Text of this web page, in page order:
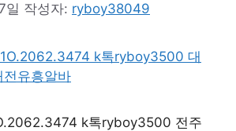
일 작성자: ryboy38049
k톡ryboy3500 전주